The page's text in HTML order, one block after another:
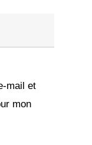
mail et
mon